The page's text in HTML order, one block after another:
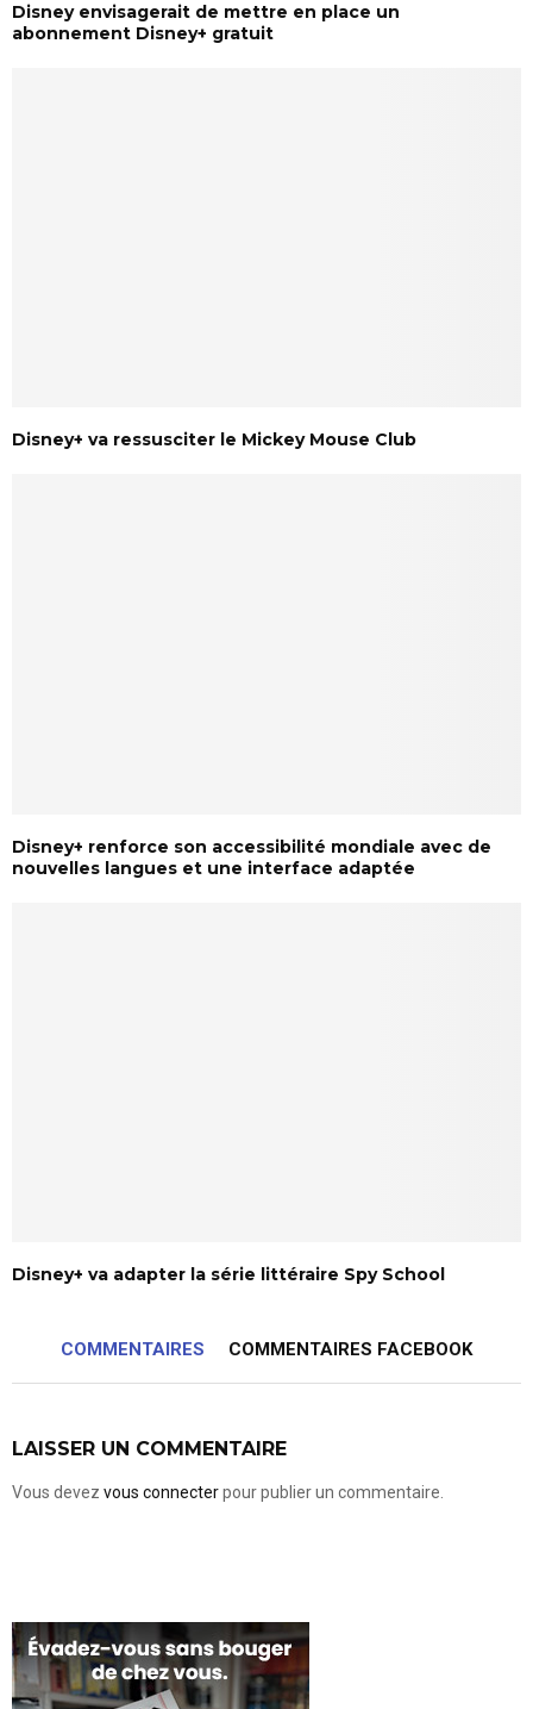
Disney envisagerait de mettre en place un
abonnement Disney+ gratuit
Disney+ va ressusciter le Mickey Mouse Club
Disney+ renforce son accessibilité mondiale avec de
nouvelles langues et une interface adaptée
Disney+ va adapter la série littéraire Spy School
COMMENTAIRES COMMENTAIRES FACEBOOK
LAISSER UN COMMENTAIRE
Vous devez vous connecterpour publier un commentaire.